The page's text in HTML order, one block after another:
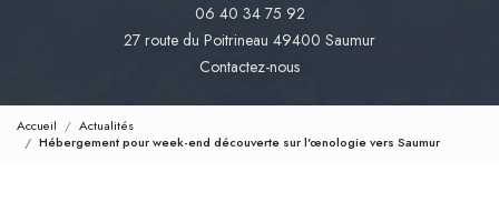
06 40 34 75 92
27 route du Poitrineau 49400 Saumur
Contactez-nous
Accueil
Actualités
Hébergement pour week-end découverte sur l'œnologie vers Saumur